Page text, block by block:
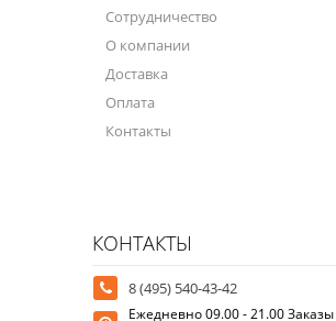
Сотрудничество
О компании
Доставка
Оплата
Контакты
КОНТАКТЫ
8 (495) 540-43-42
Ежедневно 09.00 - 21.00 Заказы